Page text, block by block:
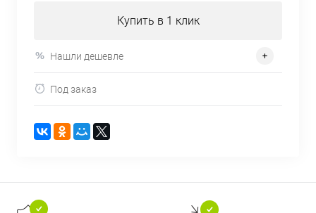
Купить в 1 клик
Нашли дешевле
Под заказ